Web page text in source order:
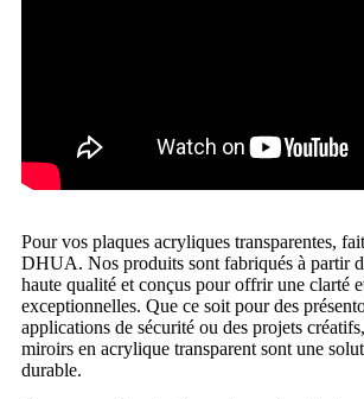
Pour vos plaques acryliques transparentes,
DHUA. Nos produits sont fabriqués à partir
haute qualité et conçus pour offrir une clarté
exceptionnelles. Que ce soit pour des
applications de sécurité ou des projets
miroirs en acrylique transparent sont une
durable.